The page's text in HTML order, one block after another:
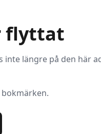
flyttat
inte längre på den här